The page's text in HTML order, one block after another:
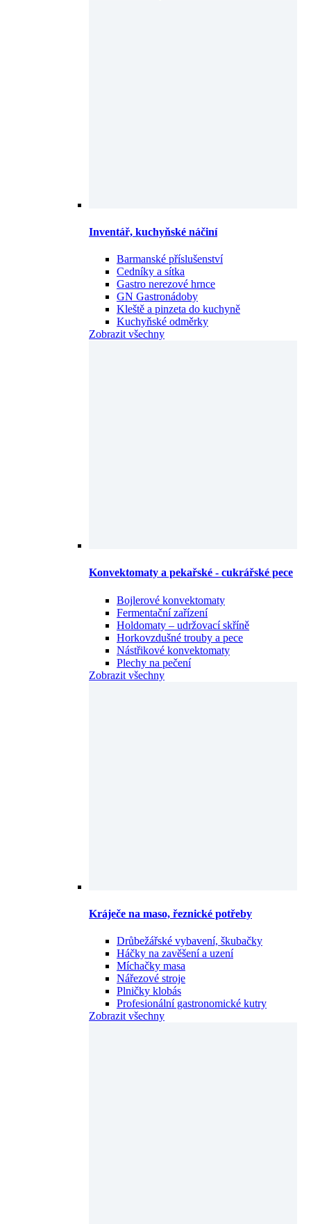
Inventář, kuchyňské náčiní
Barmanské příslušenství
Cedníky a sítka
Gastro nerezové hrnce
GN Gastronádoby
Kleště a pinzeta do kuchyně
Kuchyňské odměrky
Zobrazit všechny
Konvektomaty a pekařské - cukrářské pece
Bojlerové konvektomaty
Fermentační zařízení
Holdomaty – udržovací skříně
Horkovzdušné trouby a pece
Nástřikové konvektomaty
Plechy na pečení
Zobrazit všechny
Kráječe na maso, řeznické potřeby
Drůbežářské vybavení, škubačky
Háčky na zavěšení a uzení
Míchačky masa
Nářezové stroje
Plničky klobás
Profesionální gastronomické kutry
Zobrazit všechny